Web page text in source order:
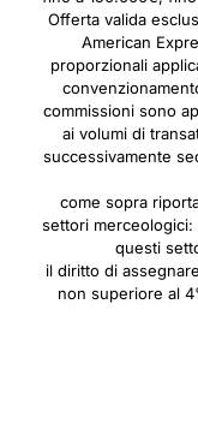
Offerta valida
American
proporzionali
commissioni sono
ai volumi di
successivamente
come sopra
settori
questi
il diritto di
non superiore al